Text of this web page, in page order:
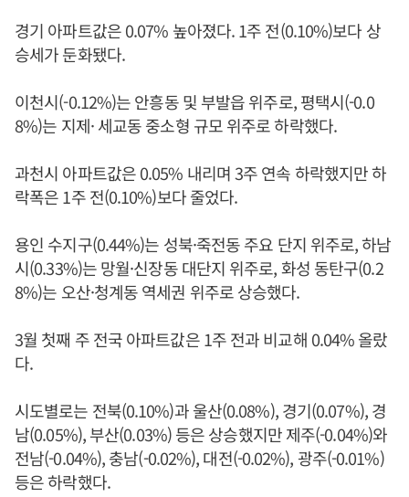
경기 아파트값은 0.07% 높아졌다. 1주 전(0.10%)보다 상
승세가 둔화됐다.
이천시(-0.12%)는 안흥동 및 부발읍 위주로, 평택시(-0.0
8%)는 지제· 세교동 중소형 규모 위주로 하락했다.
과천시 아파트값은 0.05% 내리며 3주 연속 하락했지만 하
락폭은 1주 전(0.10%)보다 줄었다.
용인 수지구(0.44%)는 성북·죽전동 주요 단지 위주로, 하남
시(0.33%)는 망월·신장동 대단지 위주로, 화성 동탄구(0.2
8%)는 오산·청계동 역세권 위주로 상승했다.
3월 첫째 주 전국 아파트값은 1주 전과 비교해 0.04% 올랐
다.
시도별로는 전북(0.10%)과 울산(0.08%), 경기(0.07%), 경
남(0.05%), 부산(0.03%) 등은 상승했지만 제주(-0.04%)와
전남(-0.04%), 충남(-0.02%), 대전(-0.02%), 광주(-0.01%)
등은 하락했다.